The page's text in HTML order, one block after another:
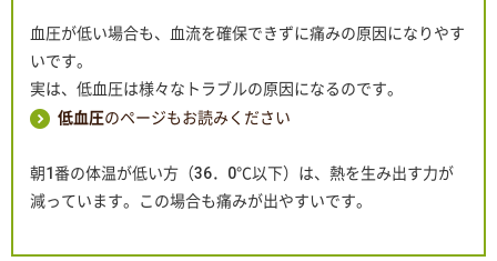
血圧が低い場合も、血流を確保できずに痛みの原因になりやす
いです。
実は、低血圧は様々なトラブルの原因になるのです。
低血圧のページもお読みください
朝1番の体温が低い方（36． 0℃以下）は、熱を生み出す力が
減っています。この場合も痛みが出やすいです。